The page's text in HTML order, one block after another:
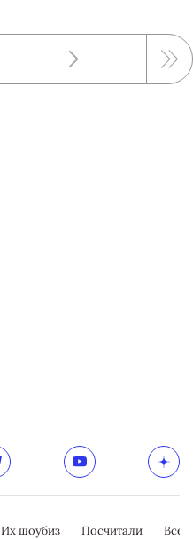
Их шоубиз Посчитали